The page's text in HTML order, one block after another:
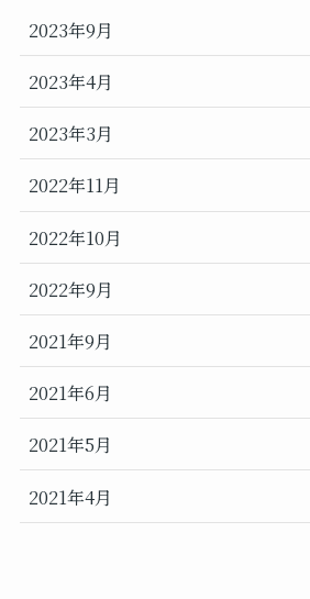
2023年9月
2023年4月
2023年3月
2022年11月
2022年10月
2022年9月
2021年9月
2021年6月
2021年5月
2021年4月